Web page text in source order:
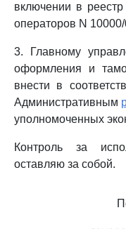
включении в
операторов N
3. Главному
оформления и
внести в
Административным
уполномоченных
Контроль за
оставляю за собой.